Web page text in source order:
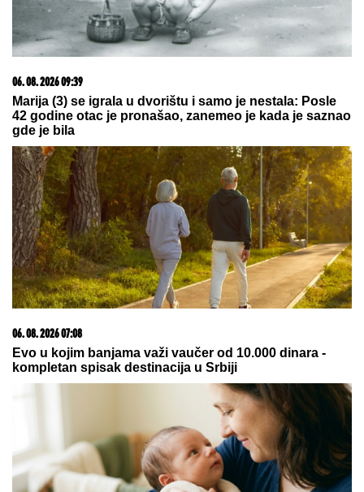
20. 07. 2026 08:04
REGISTRUJ SE UZ PROMO KOD CASINO Preuzmi
1500 BESPLATNIH SPINOVA
Preko Španije i Poljske do Belgije: Bivši napadač